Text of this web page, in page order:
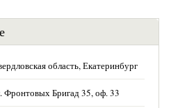
область, Екатеринбург
Фронтовых Бригад 35, оф. 33